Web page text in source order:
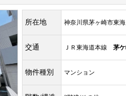
所在地 神奈川県茅ヶ崎市東
交通 ＪＲ東海道本線 茅
物件種別 マンション